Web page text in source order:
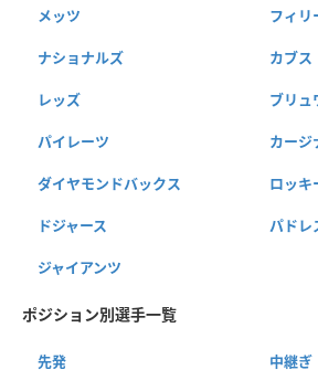
メッツ フィリ
ナショナルズ カブス
レッズ ブリュ
パイレーツ カージ
ダイヤモンドバックス ロッキ
ドジャース パドレ
ジャイアンツ
ポジション別選手一覧
先発 中継ぎ